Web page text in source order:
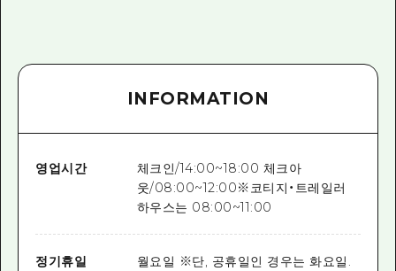
INFORMATION
영업시간
체크인/14:00~18:00 체크아
웃/08:00~12:00※코티지・트레일러
하우스는 08:00~11:00
정기휴일
월요일 ※단, 공휴일인 경우는 화요일.